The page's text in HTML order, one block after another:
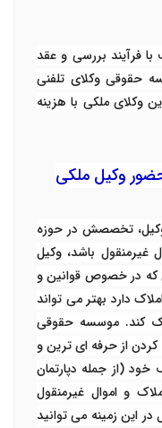
با فرآیند بررسی و عقد
حقوقی وکلای تلفنی
وکلای ملکی با هزینه
وکیل ملکی
تخصصش در حوزه
غیرمنقول باشد، وکیل
که در خصوص قوانین و
دارد بهتر می تواند
کند. موسسه حقوقی
کردن از حرفه ای ترین و
(از جمله دپارتمان
و اموال غیرمنقول
این زمینه می توانید